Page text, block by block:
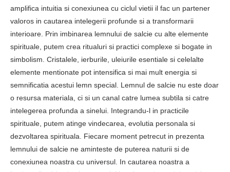
amplifica intuitia si conexiunea cu ciclul vietii il fac un partener
valoros in cautarea intelegerii profunde si a transformarii
interioare. Prin imbinarea lemnului de salcie cu alte elemente
spirituale, putem crea ritualuri si practici complexe si bogate in
simbolism. Cristalele, ierburile, uleiurile esentiale si celelalte
elemente mentionate pot intensifica si mai mult energia si
semnificatia acestui lemn special. Lemnul de salcie nu este doar
o resursa materiala, ci si un canal catre lumea subtila si catre
intelegerea profunda a sinelui. Integrandu-l in practicile
spirituale, putem atinge vindecarea, evolutia personala si
dezvoltarea spirituala. Fiecare moment petrecut in prezenta
lemnului de salcie ne aminteste de puterea naturii si de
conexiunea noastra cu universul. In cautarea noastra a